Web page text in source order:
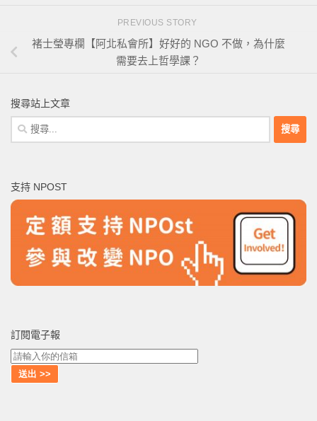
PREVIOUS STORY
褚士瑩專欄【阿北私會所】好好的 NGO 不做，為什麼
需要去上哲學課？
搜尋站上文章
搜
尋
字:
支持 NPOST
訂閱電子報